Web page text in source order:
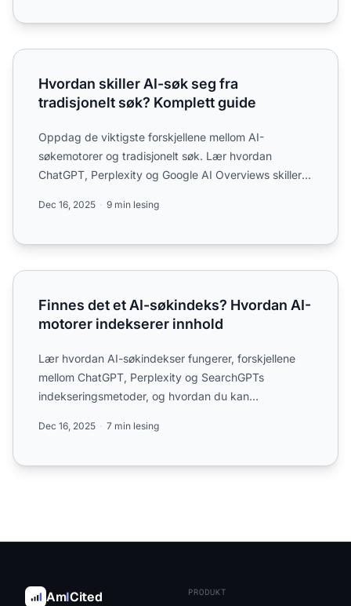
Hvordan skiller AI-søk seg fra tradisjonelt søk? Komplett
Hvordan skiller AI-søk seg fra
tradisjonelt søk? Komplett guide
Oppdag de viktigste forskjellene mellom AI-
søkemotorer og tradisjonelt søk. Lær hvordan
ChatGPT, Perplexity og Google AI Overviews skiller
Dec 16, 2025 9 min lesing
Finnes det et AI-søkindeks? Hvordan AI-motorer
Finnes det et AI-søkindeks? Hvordan AI-
motorer indekserer innhold
Lær hvordan AI-søkindekser fungerer, forskjellene
mellom ChatGPT, Perplexity og SearchGPTs
indekseringsmetoder, og hvordan du kan
Dec 16, 2025 7 min lesing
AmICited PRODUKT